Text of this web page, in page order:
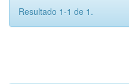
Resultado 1-1 de 1.